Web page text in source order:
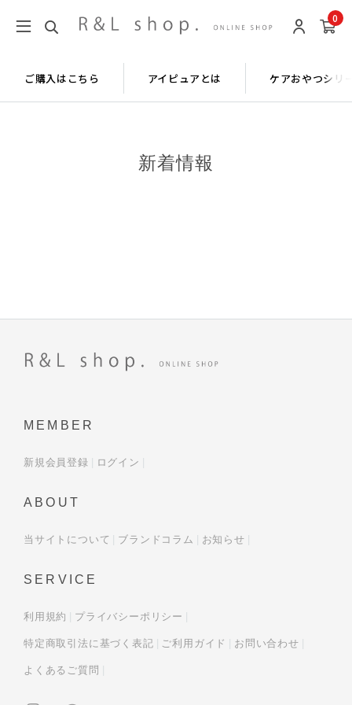
0
ご購入はこちら アイピュアとは ケアおやつシリ
新着情報
MEMBER
新規会員登録 ログイン
ABOUT
当サイトについて ブランドコラム お知らせ
SERVICE
利用規約 プライバシーポリシー
特定商取引法に基づく表記 ご利用ガイド お問い合わせ
よくあるご質問